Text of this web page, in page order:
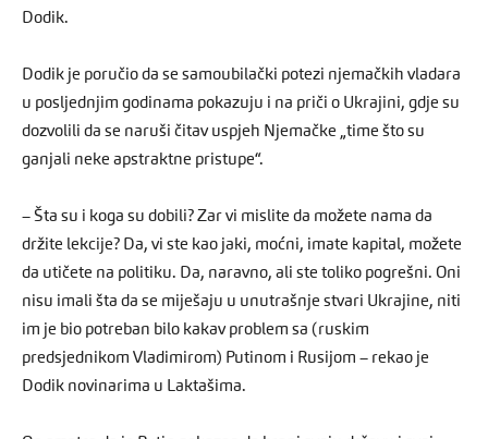
Dodik.
Dodik je poručio da se samoubilački potezi njemačkih vladara
u posljednjim godinama pokazuju i na priči o Ukrajini, gdje su
dozvolili da se naruši čitav uspjeh Njemačke „time što su
ganjali neke apstraktne pristupe“.
– Šta su i koga su dobili? Zar vi mislite da možete nama da
držite lekcije? Da, vi ste kao jaki, moćni, imate kapital, možete
da utičete na politiku. Da, naravno, ali ste toliko pogrešni. Oni
nisu imali šta da se miješaju u unutrašnje stvari Ukrajine, niti
im je bio potreban bilo kakav problem sa (ruskim
predsjednikom Vladimirom) Putinom i Rusijom – rekao je
Dodik novinarima u Laktašima.